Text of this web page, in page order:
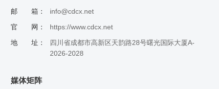
邮 箱：
info@cdcx.net
官 网：
https://www.cdcx.net
地 址：
四川省成都市高新区天韵路28号曙光国际大厦A-
2026-2028
媒体矩阵